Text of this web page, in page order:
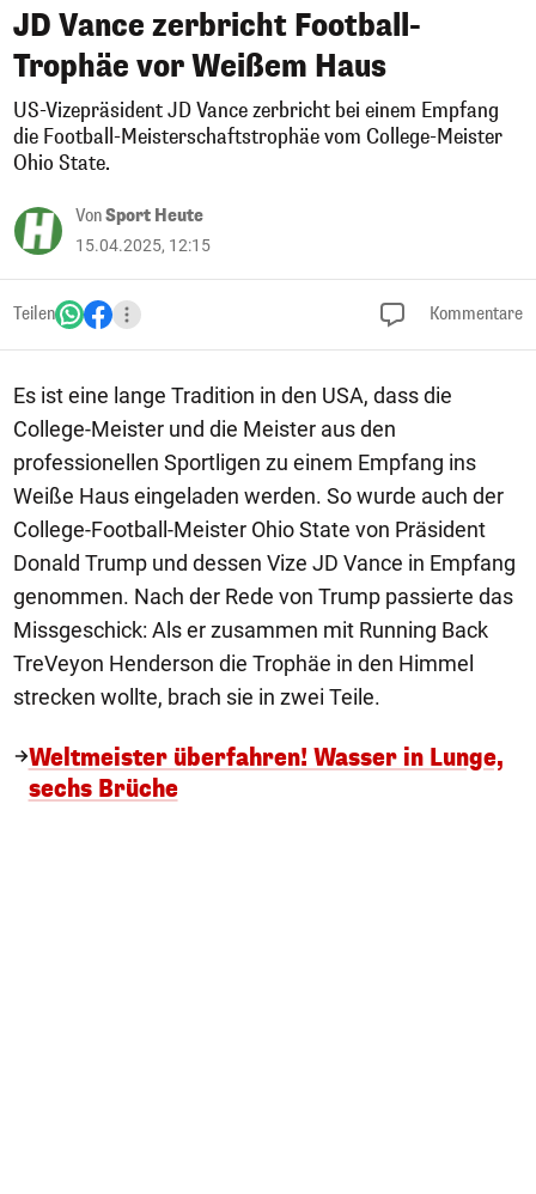
JD Vance zerbricht Football-
Trophäe vor Weißem Haus
US-Vizepräsident JD Vance zerbricht bei einem Empfang
die Football-Meisterschaftstrophäe vom College-Meister
Ohio State.
VonSport Heute
15.04.2025, 12:15
Teilen Kommentare
Es ist eine lange Tradition in den USA, dass die
College-Meister und die Meister aus den
professionellen Sportligen zu einem Empfang ins
Weiße Haus eingeladen werden. So wurde auch der
College-Football-Meister Ohio State von Präsident
Donald Trump und dessen Vize JD Vance in Empfang
genommen. Nach der Rede von Trump passierte das
Missgeschick: Als er zusammen mit Running Back
TreVeyon Henderson die Trophäe in den Himmel
strecken wollte, brach sie in zwei Teile.
Weltmeister überfahren! Wasser in Lunge,
sechs Brüche